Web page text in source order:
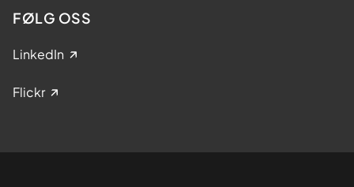
FØLG OSS
LinkedIn
Flickr